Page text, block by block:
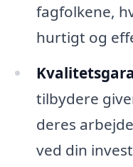
fagfolkene,
hurtigt og
tilbydere
deres
ved din